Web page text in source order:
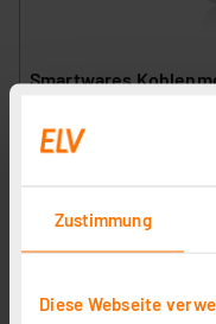
Zustimmung
Diese Webseite
Smartwares
Artikel-Nr. 252426